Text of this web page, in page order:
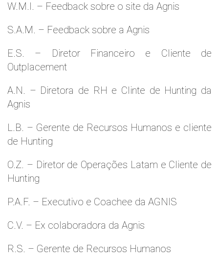
W.M.l. – Feedback sobre o site da Agnis
S.A.M. – Feedback sobre a Agnis
E.S. – Diretor Financeiro e Cliente de
Outplacement
A.N. – Diretora de RH e Clinte de Hunting da
Agnis
L.B. – Gerente de Recursos Humanos e cliente
de Hunting
O.Z. – Diretor de Operações Latam e Cliente de
Hunting
P.A.F. – Executivo e Coachee da AGNIS
C.V. – Ex colaboradora da Agnis
R.S. – Gerente de Recursos Humanos